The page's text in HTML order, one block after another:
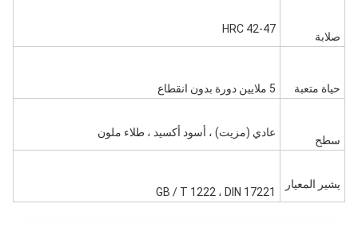
صلابة
HRC 42-47
حياة متعبة 5 ملايين دورة بدون انقطاع
سطح
عادي (مزيت) ، أسود أكسيد ، طلاء ملون
يشير المعيار
GB / T 1222 ، DIN 17221